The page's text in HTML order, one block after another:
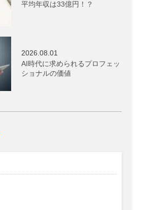
平均年収は33億円！？
2026.08.01
AI時代に求められるプロフェッ
ショナルの価値